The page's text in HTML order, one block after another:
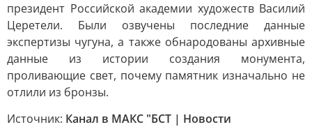
президент Российской академии художеств Василий
Церетели. Были озвучены последние данные
экспертизы чугуна, а также обнародованы архивные
данные из истории создания монумента,
проливающие свет, почему памятник изначально не
отлили из бронзы.
Источник: Канал в МАКС "БСТ | Новости